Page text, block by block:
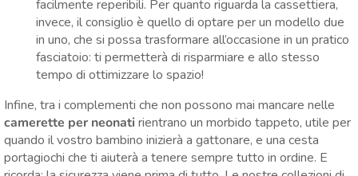
facilmente reperibili. Per quanto riguarda la cassettiera,
invece, il consiglio è quello di optare per un modello due
in uno, che si possa trasformare all’occasione in un pratico
fasciatoio: ti permetterà di risparmiare e allo stesso
tempo di ottimizzare lo spazio!
Infine, tra i complementi che non possono mai mancare nelle
camerette per neonatirientrano un morbido tappeto, utile per
quando il vostro bambino inizierà a gattonare, e una cesta
portagiochi che ti aiuterà a tenere sempre tutto in ordine. E